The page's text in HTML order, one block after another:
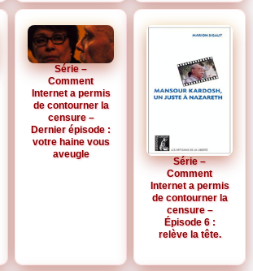
Série –
Comment
Internet a permis
de contourner la
censure –
Dernier épisode :
votre haine vous
aveugle
Série –
Comment
Internet a permis
de contourner la
censure –
Épisode 6 :
relève la tête.